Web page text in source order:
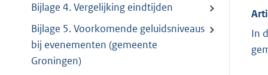
Bijlage 4. Vergelijking eindtijden
Bijlage 5. Voorkomende geluidsniveaus
bij evenementen (gemeente
Groningen)
In